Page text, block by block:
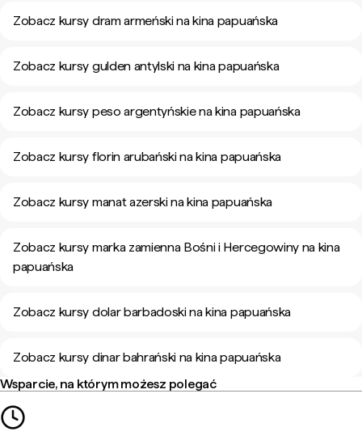
Zobacz kursy dram armeński na kina papuańska
Zobacz kursy gulden antylski na kina papuańska
Zobacz kursy peso argentyńskie na kina papuańska
Zobacz kursy florin arubański na kina papuańska
Zobacz kursy manat azerski na kina papuańska
Zobacz kursy marka zamienna Bośni i Hercegowiny na kina
papuańska
Zobacz kursy dolar barbadoski na kina papuańska
Zobacz kursy dinar bahrański na kina papuańska
Wsparcie, na którym możesz polegać